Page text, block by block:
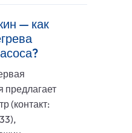
— как
предлагает
(контакт: